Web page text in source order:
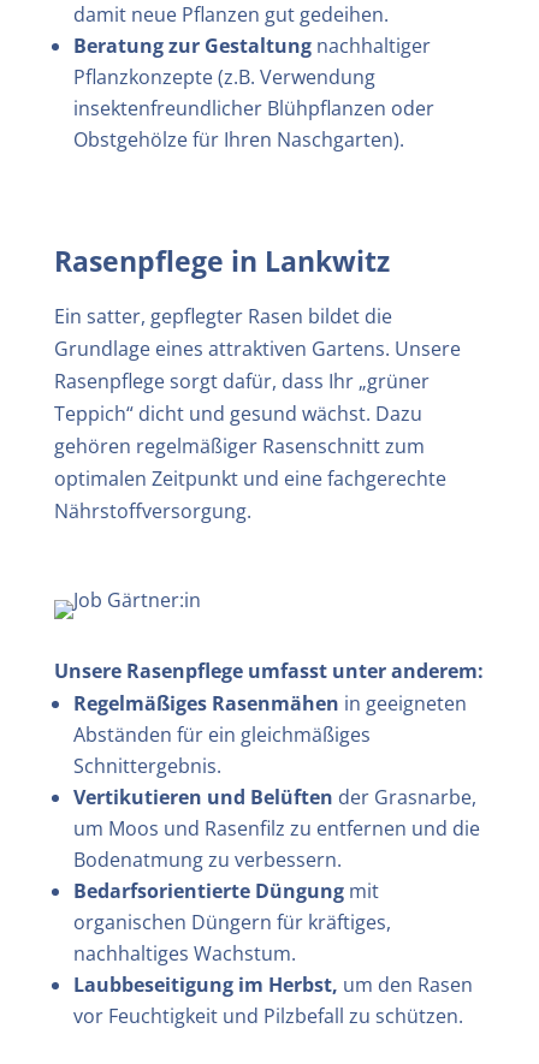
damit neue Pflanzen gut gedeihen.
Beratung zur Gestaltungnachhaltiger
Pflanzkonzepte (z.B. Verwendung
insektenfreundlicher Blühpflanzen oder
Obstgehölze für Ihren Naschgarten).
Rasenpflege in Lankwitz
Ein satter, gepflegter Rasen bildet die
Grundlage eines attraktiven Gartens. Unsere
Rasenpflege sorgt dafür, dass Ihr „grüner
Teppich“ dicht und gesund wächst. Dazu
gehören regelmäßiger Rasenschnitt zum
optimalen Zeitpunkt und eine fachgerechte
Nährstoffversorgung.
Unsere Rasenpflege umfasst unter anderem:
Regelmäßiges Rasenmähen in geeigneten
Abständen für ein gleichmäßiges
Schnittergebnis.
Vertikutieren und Belüften der Grasnarbe,
um Moos und Rasenfilz zu entfernen und die
Bodenatmung zu verbessern.
Bedarfsorientierte Düngungmit
organischen Düngern für kräftiges,
nachhaltiges Wachstum.
Laubbeseitigung im Herbst, um den Rasen
vor Feuchtigkeit und Pilzbefall zu schützen.